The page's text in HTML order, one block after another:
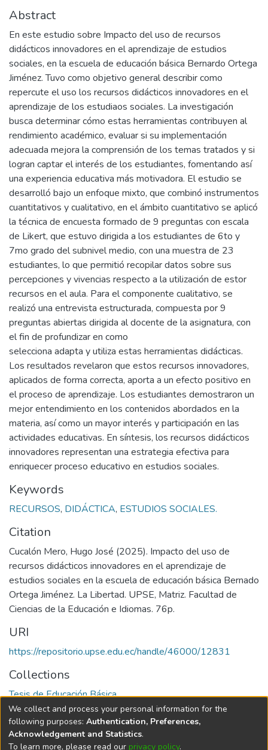
Abstract
En este estudio sobre Impacto del uso de recursos
didácticos innovadores en el aprendizaje de estudios
sociales, en la escuela de educación básica Bernardo Ortega
Jiménez. Tuvo como objetivo general describir como
repercute el uso los recursos didácticos innovadores en el
aprendizaje de los estudiaos sociales. La investigación
busca determinar cómo estas herramientas contribuyen al
rendimiento académico, evaluar si su implementación
adecuada mejora la comprensión de los temas tratados y si
logran captar el interés de los estudiantes, fomentando así
una experiencia educativa más motivadora. El estudio se
desarrolló bajo un enfoque mixto, que combinó instrumentos
cuantitativos y cualitativo, en el ámbito cuantitativo se aplicó
la técnica de encuesta formado de 9 preguntas con escala
de Likert, que estuvo dirigida a los estudiantes de 6to y
7mo grado del subnivel medio, con una muestra de 23
estudiantes, lo que permitió recopilar datos sobre sus
percepciones y vivencias respecto a la utilización de estor
recursos en el aula. Para el componente cualitativo, se
realizó una entrevista estructurada, compuesta por 9
preguntas abiertas dirigida al docente de la asignatura, con
el fin de profundizar en como
selecciona adapta y utiliza estas herramientas didácticas.
Los resultados revelaron que estos recursos innovadores,
aplicados de forma correcta, aporta a un efecto positivo en
el proceso de aprendizaje. Los estudiantes demostraron un
mejor entendimiento en los contenidos abordados en la
materia, así como un mayor interés y participación en las
actividades educativas. En síntesis, los recursos didácticos
innovadores representan una estrategia efectiva para
enriquecer proceso educativo en estudios sociales.
Keywords
RECURSOS, DIDÁCTICA, ESTUDIOS SOCIALES.
Citation
Cucalón Mero, Hugo José (2025). Impacto del uso de
recursos didácticos innovadores en el aprendizaje de
estudios sociales en la escuela de educación básica Bernado
Ortega Jiménez. La Libertad. UPSE, Matriz. Facultad de
Ciencias de la Educación e Idiomas. 76p.
URI
https://repositorio.upse.edu.ec/handle/46000/12831
Collections
Tesis de Educación Básica
Full item page
We collect and process your personal information for the
following purposes: Authentication, Preferences,
Acknowledgement and Statistics.
To learn more, please read our privacy policy.